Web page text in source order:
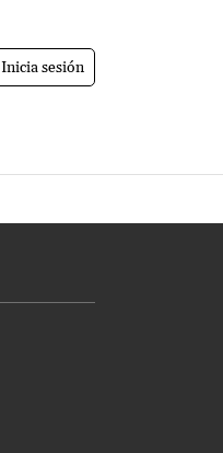
Inicia sesión